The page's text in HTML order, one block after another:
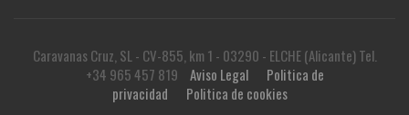
Caravanas Cruz, SL - CV-855, km 1 - 03290 - ELCHE (Alicante) Tel.
+34 965 457 819
Aviso Legal
Politica de
privacidad
Politica de cookies